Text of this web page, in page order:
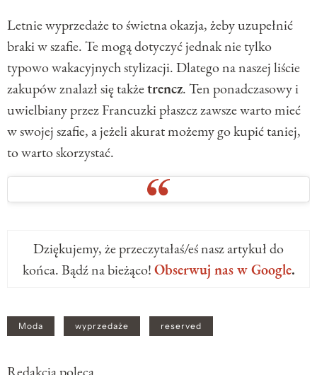
Letnie wyprzedaże to świetna okazja, żeby uzupełnić
braki w szafie. Te mogą dotyczyć jednak nie tylko
typowo wakacyjnych stylizacji. Dlatego na naszej liście
zakupów znalazł się takżetrencz. Ten ponadczasowy i
uwielbiany przez Francuzki płaszcz zawsze warto mieć
w swojej szafie, a jeżeli akurat możemy go kupić taniej,
to warto skorzystać.
Dziękujemy, że przeczytałaś/eś nasz artykuł do
końca. Bądź na bieżąco!Obserwuj nas w Google.
Moda wyprzedaże reserved